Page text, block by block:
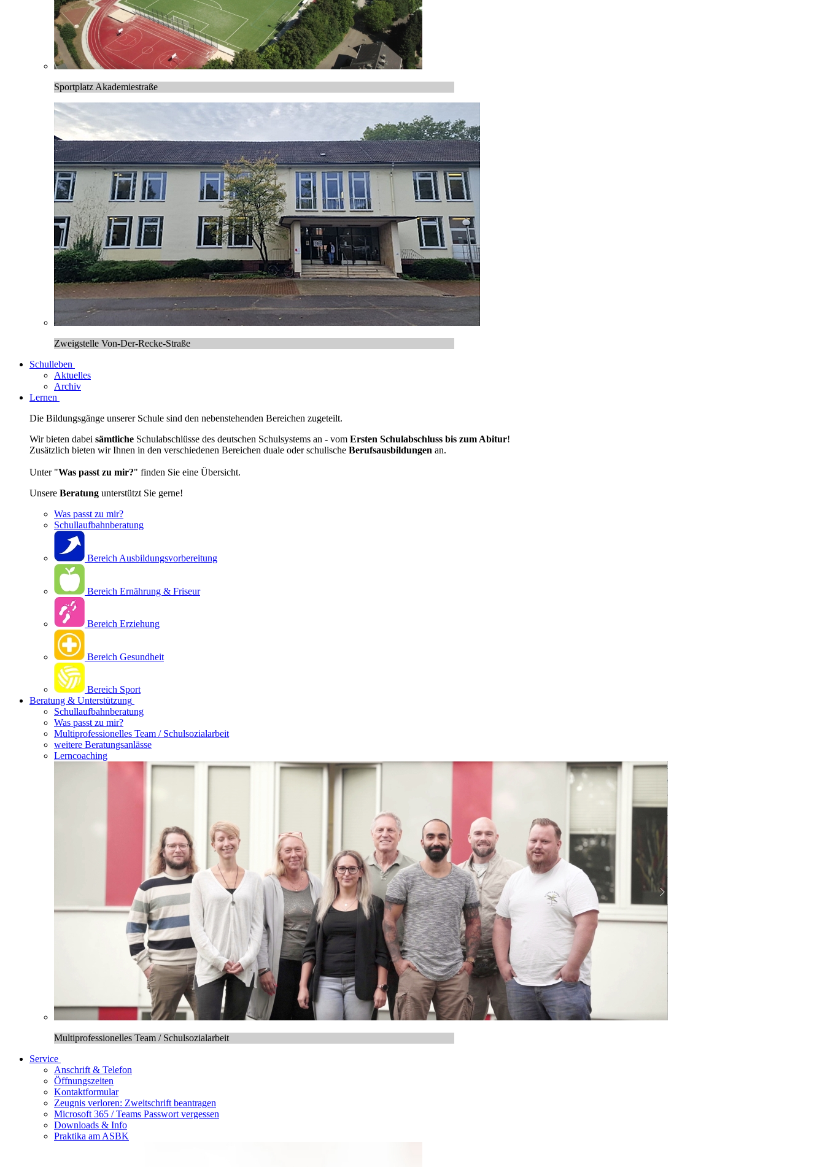
Sportplatz Akademiestraße
Zweigstelle Von-Der-Recke-Straße
Schulleben
Aktuelles
Archiv
Lernen
Die Bildungsgänge unserer Schule sind den nebenstehenden Bereichen zugeteilt.
Wir bieten dabei sämtliche Schulabschlüsse des deutschen Schulsystems an - vom Ersten Schulabschluss bis zum Abitur!
Zusätzlich bieten wir Ihnen in den verschiedenen Bereichen duale oder schulische Berufsausbildungen an.
Unter "Was passt zu mir?" finden Sie eine Übersicht.
Unsere Beratung unterstützt Sie gerne!
Was passt zu mir?
Schullaufbahnberatung
Bereich Ausbildungsvorbereitung
Bereich Ernährung & Friseur
Bereich Erziehung
Bereich Gesundheit
Bereich Sport
Beratung & Unterstützung
Schullaufbahnberatung
Was passt zu mir?
Multipro­fessionelles Team / Schulsozialarbeit
weitere Beratungsanlässe
Lerncoaching
Multiprofessionelles Team / Schulsozialarbeit
Service
Anschrift & Telefon
Öffnungszeiten
Kontaktformular
Zeugnis verloren: Zweitschrift beantragen
Microsoft 365 / Teams Passwort vergessen
Downloads & Info
Praktika am ASBK